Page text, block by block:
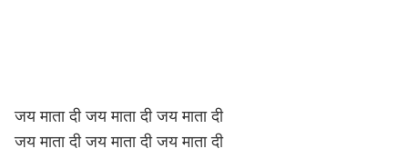
जय माता दी जय माता दी जय माता दी
जय माता दी जय माता दी जय माता दी